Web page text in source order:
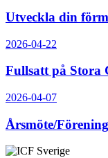
Utveckla din
2026-04-22
Fullsatt på Stora
2026-04-07
Årsmöte/